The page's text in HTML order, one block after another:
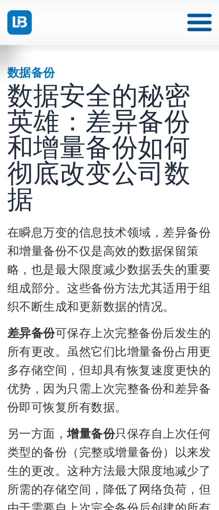
数据备份
数据安全的秘密
英雄：差异备份
和增量备份如何
彻底改变公司数
据
在瞬息万变的信息技术领域，差异备份
和增量备份不仅是高效的数据保留策
略，也是最大限度减少数据丢失的重要
组成部分。这些备份方法尤其适用于组
织不断生成和更新数据的情况。
差异备份可保存上次完整备份后发生的
所有更改。虽然它们比增量备份占用更
多存储空间，但却具有恢复速度更快的
优势，因为只需上次完整备份和差异备
份即可恢复所有数据。
另一方面，增量备份只保存自上次任何
类型的备份（完整或增量备份）以来发
生的更改。这种方法最大限度地减少了
所需的存储空间，降低了网络负荷，但